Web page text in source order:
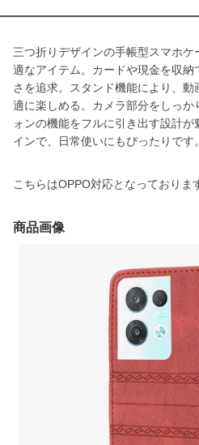
三つ折りデザインの手帳型スマホ
適なアイテム。カードや現金を収納
さを追求。スタンド機能により、
適に楽しめる。カメラ部分をしっか
ォンの機能をフルに引き出す設計
インで、日常使いにもぴったりです。
こちらはOPPO対応となっておりま
商品画像